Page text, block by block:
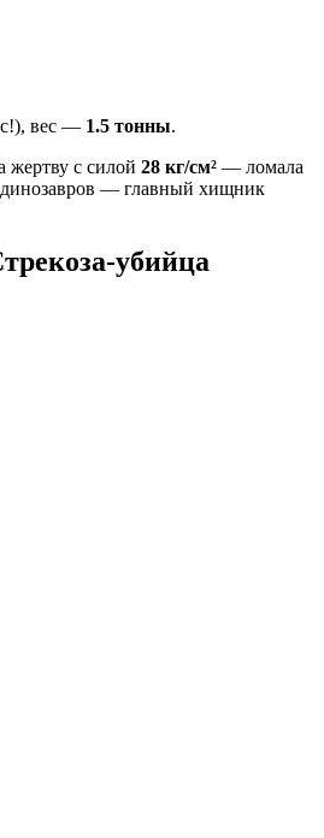
вес — 1.5 тонны.
жертву с силой 28 кг/см² — ломала
динозавров — главный хищник
убийца